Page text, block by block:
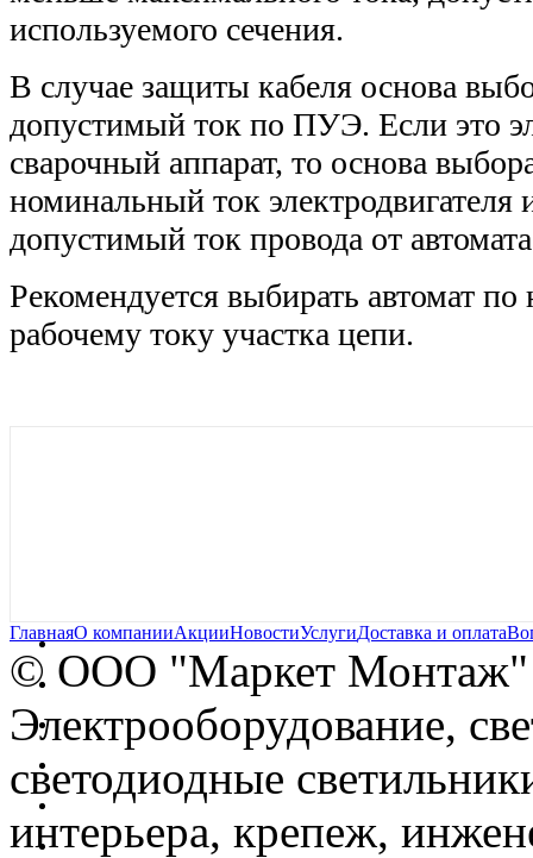
используемого сечения.
В случае защиты кабеля основа
допустимый ток по ПУЭ. Если это
сварочный аппарат, то основа
номинальный ток электродвигателя
допустимый ток провода от
Рекомендуется выбирать автомат
рабочему току участка цепи.
ГлавнаяО компанииАкцииНовостиУслугиДоставка и оплата
© OOO "Маркет Монтаж"
Электрооборудование,
светодиодные
интерьера, крепеж,